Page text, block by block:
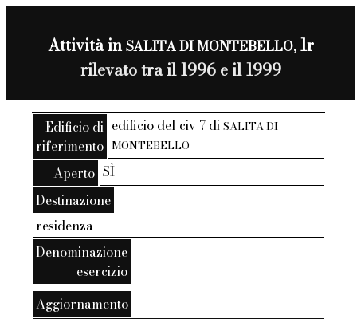
Attività inSALITA DI MONTEBELLO,1r
rilevato tra il 1996 e il 1999
Edificio di
riferimento
edificio del civ 7 diSALITA DI
MONTEBELLO
Aperto SÌ
Destinazione
residenza
Denominazione
esercizio
Aggiornamento